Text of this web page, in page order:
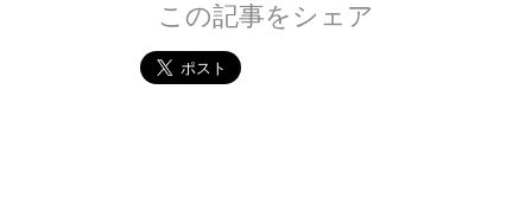
この記事をシェア